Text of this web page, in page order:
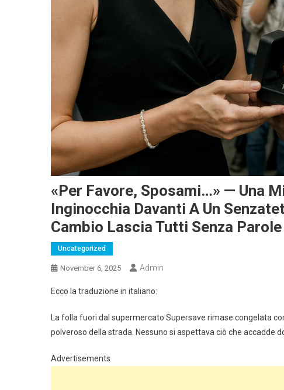
«Per Favore, Sposami…» — Una
Inginocchia Davanti A Un
Cambio Lascia Tutti Senza Parole
Uncategorized
November 6, 2025 Admin
Ecco la traduzione in italiano:
La folla fuori dal supermercato Supersave rimase congelata
polveroso della strada. Nessuno si aspettava ciò che accadde
Advertisements